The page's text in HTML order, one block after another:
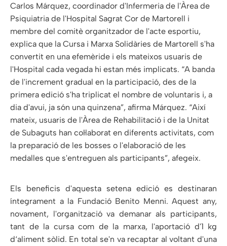
Carlos Márquez, coordinador d'Infermeria de l'Àrea de
Psiquiatria de l'Hospital Sagrat Cor de Martorell i
membre del comitè organitzador de l'acte esportiu,
explica que la Cursa i Marxa Solidàries de Martorell s'ha
convertit en una efemèride i els mateixos usuaris de
l'Hospital cada vegada hi estan més implicats. “A banda
de l'increment gradual en la participació, des de la
primera edició s'ha triplicat el nombre de voluntaris i, a
dia d'avui, ja són una quinzena”, afirma Márquez. “Així
mateix, usuaris de l'Àrea de Rehabilitació i de la Unitat
de Subaguts han col·laborat en diferents activitats, com
la preparació de les bosses o l'elaboració de les
medalles que s'entreguen als participants”, afegeix.
Els beneficis d'aquesta setena edició es destinaran
íntegrament a la Fundació Benito Menni. Aquest any,
novament, l'organització va demanar als participants,
tant de la cursa com de la marxa, l'aportació d'1 kg
d‘aliment sòlid. En total se'n va recaptar al voltant d'una